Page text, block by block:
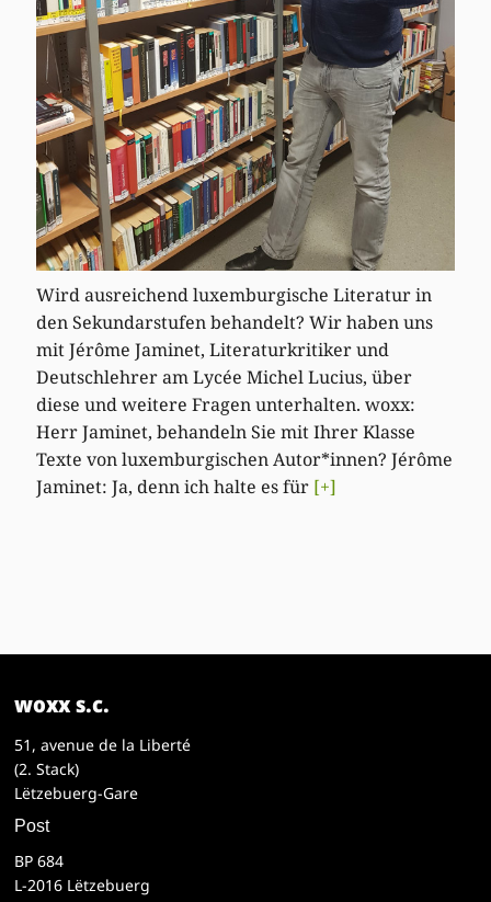
Wird ausreichend luxemburgische Literatur in
den Sekundarstufen behandelt? Wir haben uns
mit Jérôme Jaminet, Literaturkritiker und
Deutschlehrer am Lycée Michel Lucius, über
diese und weitere Fragen unterhalten. woxx:
Herr Jaminet, behandeln Sie mit Ihrer Klasse
Texte von luxemburgischen Autor*innen? Jérôme
Jaminet: Ja, denn ich halte es für [+]
woxx s.c.
51, avenue de la Liberté
(2. Stack)
Lëtzebuerg-Gare
Post
BP 684
L-2016 Lëtzebuerg